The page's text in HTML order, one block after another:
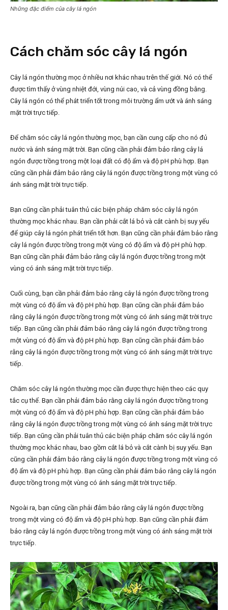
Những đặc điểm của cây lá ngón
Cách chăm sóc cây lá ngón
Cây lá ngón thường mọc ở nhiều nơi khác nhau trên thế giới. Nó có thể
được tìm thấy ở vùng nhiệt đới, vùng núi cao, và cả vùng đồng bằng.
Cây lá ngón có thể phát triển tốt trong môi trường ẩm ướt và ánh sáng
mặt trời trực tiếp.
Để chăm sóc cây lá ngón thường mọc, bạn cần cung cấp cho nó đủ
nước và ánh sáng mặt trời. Bạn cũng cần phải đảm bảo rằng cây lá
ngón được trồng trong một loại đất có độ ẩm và độ pH phù hợp. Bạn
cũng cần phải đảm bảo rằng cây lá ngón được trồng trong một vùng có
ánh sáng mặt trời trực tiếp.
Bạn cũng cần phải tuân thủ các biện pháp chăm sóc cây lá ngón
thường mọc khác nhau. Bạn cần phải cắt lá bỏ và cắt cành bị suy yếu
để giúp cây lá ngón phát triển tốt hơn. Bạn cũng cần phải đảm bảo rằng
cây lá ngón được trồng trong một vùng có độ ẩm và độ pH phù hợp.
Bạn cũng cần phải đảm bảo rằng cây lá ngón được trồng trong một
vùng có ánh sáng mặt trời trực tiếp.
Cuối cùng, bạn cần phải đảm bảo rằng cây lá ngón được trồng trong
một vùng có độ ẩm và độ pH phù hợp. Bạn cũng cần phải đảm bảo
rằng cây lá ngón được trồng trong một vùng có ánh sáng mặt trời trực
tiếp. Bạn cũng cần phải đảm bảo rằng cây lá ngón được trồng trong
một vùng có độ ẩm và độ pH phù hợp. Bạn cũng cần phải đảm bảo
rằng cây lá ngón được trồng trong một vùng có ánh sáng mặt trời trực
tiếp.
Chăm sóc cây lá ngón thường mọc cần được thực hiện theo các quy
tắc cụ thể. Bạn cần phải đảm bảo rằng cây lá ngón được trồng trong
một vùng có độ ẩm và độ pH phù hợp. Bạn cũng cần phải đảm bảo
rằng cây lá ngón được trồng trong một vùng có ánh sáng mặt trời trực
tiếp. Bạn cũng cần phải tuân thủ các biện pháp chăm sóc cây lá ngón
thường mọc khác nhau, bao gồm cắt lá bỏ và cắt cành bị suy yếu. Bạn
cũng cần phải đảm bảo rằng cây lá ngón được trồng trong một vùng có
độ ẩm và độ pH phù hợp. Bạn cũng cần phải đảm bảo rằng cây lá ngón
được trồng trong một vùng có ánh sáng mặt trời trực tiếp.
Ngoài ra, bạn cũng cần phải đảm bảo rằng cây lá ngón được trồng
trong một vùng có độ ẩm và độ pH phù hợp. Bạn cũng cần phải đảm
bảo rằng cây lá ngón được trồng trong một vùng có ánh sáng mặt trời
trực tiếp.